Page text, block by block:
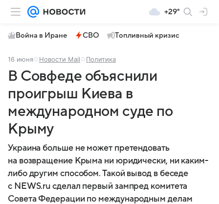
+29°
Война в Иране СВО Топливный кризис
16 июня Новости Mail Политика
В Совфеде объяснили
проигрыш Киева в
международном суде по
Крыму
Украина больше не может претендовать
на возвращение Крыма ни юридически, ни каким-
либо другим способом. Такой вывод в беседе
с NEWS.ru сделал первый зампред комитета
Совета Федерации по международным делам